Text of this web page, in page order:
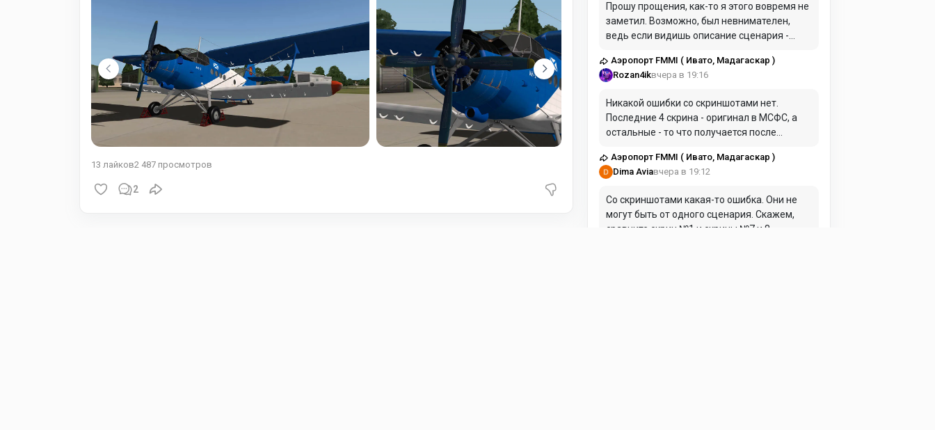
13 лайков2 487 просмотров
2
Прошу прощения, как-то я этого вовремя не
заметил. Возможно, был невнимателен,
ведь если видишь описание сценария -
Получается, что "возможности конвертера"
надо брать в очень большие кавычки (в
Аэропорт FMMI ( Ивато, Мадагаскар )
Rozan4ikвчера в 19:16
Никакой ошибки со скриншотами нет.
Последние 4 скрина - оригинал в МСФС, а
остальные - то что получается после
есть об этом информация.
Аэропорт FMMI ( Ивато, Мадагаскар )
Dima Aviaвчера в 19:12
Со скриншотами какая-то ошибка. Они не
могут быть от одного сценария. Скажем,
сравните скрин №1 и скрины №7 и 8.